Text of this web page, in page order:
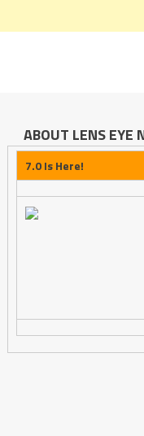
ABOUT LENS EYE
7.0 Is Here!